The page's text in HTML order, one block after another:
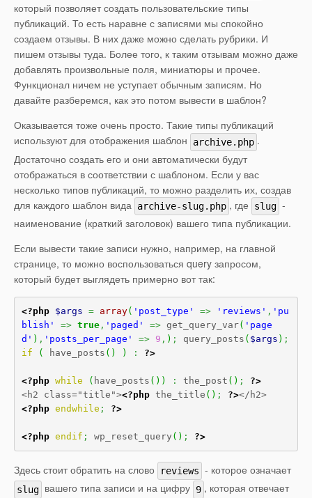
который позволяет создать пользовательские типы
публикаций. То есть наравне с записями мы спокойно
создаем отзывы. В них даже можно сделать рубрики. И
пишем отзывы туда. Более того, к таким отзывам можно даже
добавлять произвольные поля, миниатюры и прочее.
Функционал ничем не уступает обычным записям. Но
давайте разберемся, как это потом вывести в шаблон?
Оказывается тоже очень просто. Такие типы публикаций
используют для отображения шаблон
archive.php .
Достаточно создать его и они автоматически будут
отображаться в соответствии с шаблоном. Если у вас
несколько типов публикаций, то можно разделить их, создав
для каждого шаблон вида
archive-slug.php , где slug -
наименование (краткий заголовок) вашего типа публикации.
Если вывести такие записи нужно, например, на главной
странице, то можно воспользоваться query запросом,
который будет выглядеть примерно вот так:
<?php $args = array( 'post_type' => 'reviews' , 'pu
blish'
=> true , 'paged' => get_query_var( 'page
d' ) , 'posts_per_page' => 9 , ) ; query_posts ( $args ) ;
if
( have_posts ( ) ) : ?>
<?php while ( have_posts ( ) ) : the_post ( ) ;
?>
<h2 class="title"><?php the_title ( ) ; ?>
<?php endwhile ; ?>
<?php endif ; wp_reset_query ( ) ; ?>
Здесь стоит обратить на слово reviews - которое означает
slug вашего типа записи и на цифру 9 , которая отвечает